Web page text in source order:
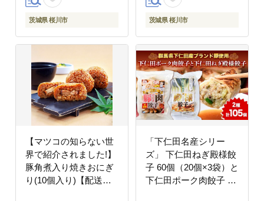
[EE002sa]
茨城県 桜川市
界 [EE010sa]
茨城県 桜川市
【マツコの知らない世
界で紹介されました!】
豚角煮入り焼きおにぎ
り(10個入り)【配送不
「下仁田名産シリー
ズ」 下仁田ねぎ殿様餃
子 60個（20個×3袋）と
下仁田ポーク肉餃子 45